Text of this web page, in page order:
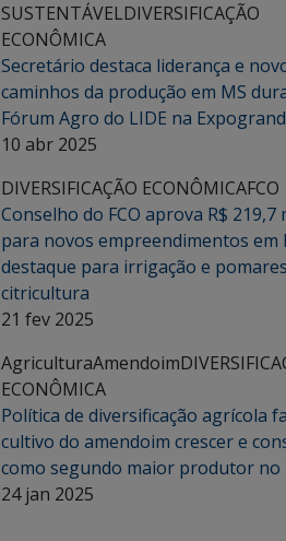
SUSTENTÁVELDIVERSIFICAÇÃO
ECONÔMICA
Secretário destaca liderança e
caminhos da produção em MS
Fórum Agro do LIDE na
10 abr 2025
DIVERSIFICAÇÃO ECONÔMICAFCO
Conselho do FCO aprova R$ 219,7
para novos empreendimentos em
destaque para irrigação e
citricultura
21 fev 2025
AgriculturaAmendoim
ECONÔMICA
Política de diversificação agrícola
cultivo do amendoim crescer e
como segundo maior produtor no
24 jan 2025